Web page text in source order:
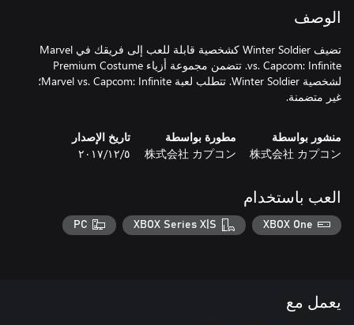
الوصف
تضيف Winter Soldier كشخصية قابلة للعب إلى فريقك في Marvel
vs. Capcom: Infinite. تتضمن مجموعة أزياء Premium Costume
لشخصية Winter Soldier. تتطلب لعبة Marvel vs. Capcom: Infinite؛
غير متضمنة.
منشور بواسطة
株式会社 カプコン
مطورة بواسطة
株式会社 カプコン
تاريخ الإصدار
٥‏/١٢‏/٢٠١٧
العب باستخدام
XBOX One
XBOX Series X|S
PC
يعمل مع